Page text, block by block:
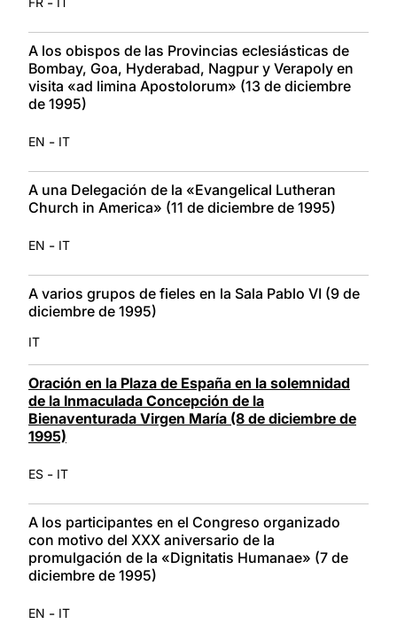
A los obispos de las Provincias eclesiásticas de
Bombay, Goa, Hyderabad, Nagpur y Verapoly en
visita «ad limina Apostolorum» (13 de diciembre
de 1995)
EN - IT
A una Delegación de la «Evangelical Lutheran
Church in America» (11 de diciembre de 1995)
EN - IT
A varios grupos de fieles en la Sala Pablo VI (9 de
diciembre de 1995)
IT
Oración en la Plaza de España en la solemnidad
de la Inmaculada Concepción de la
Bienaventurada Virgen María (8 de diciembre de
1995)
ES - IT
A los participantes en el Congreso organizado
con motivo del XXX aniversario de la
promulgación de la «Dignitatis Humanae» (7 de
diciembre de 1995)
EN - IT